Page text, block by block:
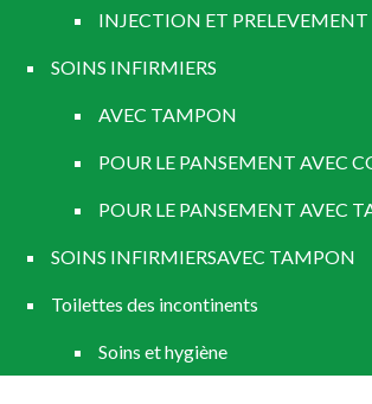
INJECTION ET PRELEVEMENT
SOINS INFIRMIERS
AVEC TAMPON
POUR LE PANSEMENT AVEC
POUR LE PANSEMENT AVEC
SOINS INFIRMIERSAVEC TAMPON
Toilettes des incontinents
Soins et hygiène